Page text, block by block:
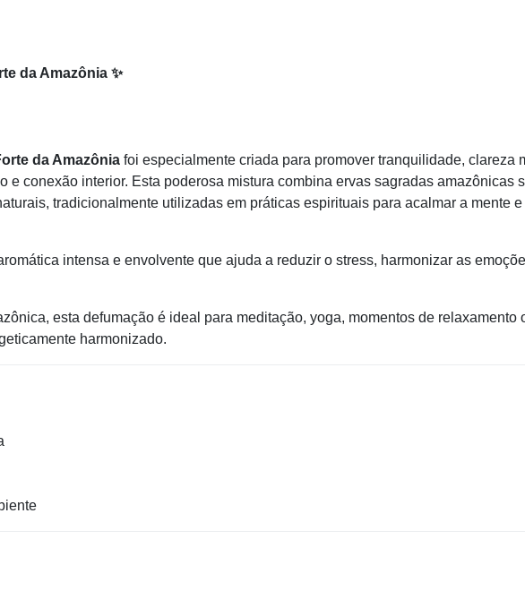
da Amazônia ✨
da Amazônia foi especialmente criada para promover tranquilidade, clareza
e conexão interior. Esta poderosa mistura combina ervas sagradas amazônicas
tradicionalmente utilizadas em práticas espirituais para acalmar a mente
intensa e envolvente que ajuda a reduzir o stress, harmonizar as
esta defumação é ideal para meditação, yoga, momentos de relaxamento
harmonizado.